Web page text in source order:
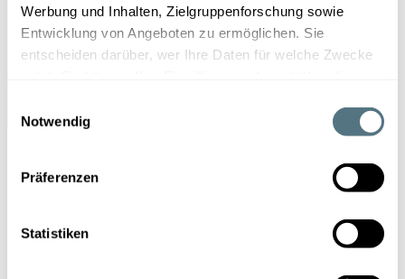
Werbung und Inhalten, Zielgruppenforschung sowie
Entwicklung von Angeboten zu ermöglichen. Sie
entscheiden darüber, wer Ihre Daten für welche Zwecke
Trigger Symbol ändern oder widerrufen
Informationen über Ihre geografische Lage
können
bestimmten Merkmalen (Fingerprinting) identifizieren
Notwendig
Präferenzen
Statistiken
Presse